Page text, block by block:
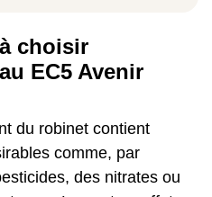
choisir
EC5 Avenir
du robinet contient
comme, par
des nitrates ou